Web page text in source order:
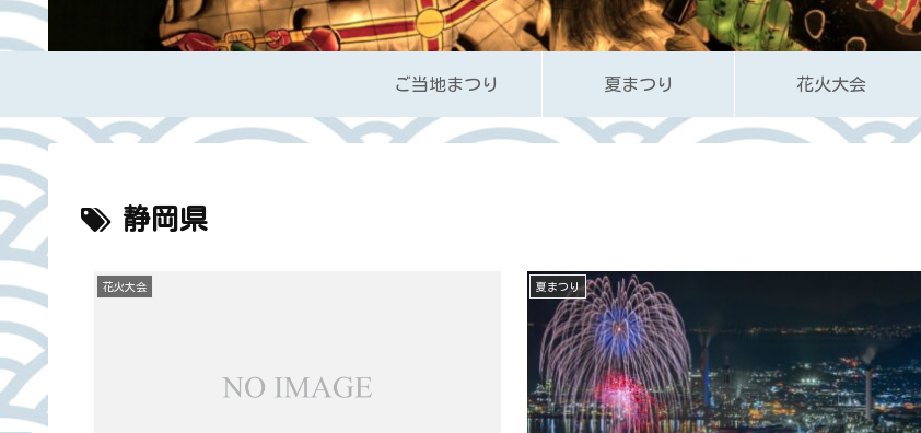
ご当地まつり 夏まつり 花火大会
静岡県
花火大会 夏まつり